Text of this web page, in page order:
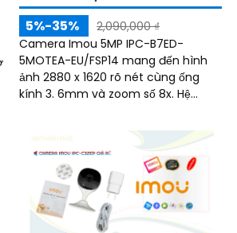
5%-35%
2,090,000 ₫
Camera Imou 5MP IPC-B7ED-
5MOTEA-EU/FSP14 mang đến hình
ảnh 2880 x 1620 rõ nét cùng ống
kính 3. 6mm và zoom số 8x. Hệ